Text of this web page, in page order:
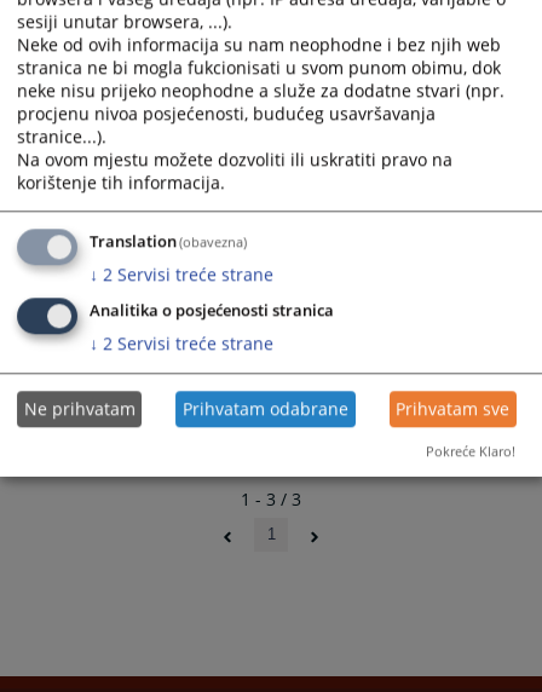
calendar
and
select
a
date.
Press
the
mark
key
get
the
shortcuts
for
calendar
and
select
a
date.
Press
key
to
get
the
shortcuts
for
20.02.2026.
Instrukcije za postupanje
1 - 3 / 3
1
sesiji unutar browsera, ...).
Neke od ovih informacija su nam neophodne i bez njih web
stranica ne bi mogla fukcionisati u svom punom obimu, dok
neke nisu prijeko neophodne a služe za dodatne stvari (npr.
procjenu nivoa posjećenosti, budućeg usavršavanja
stranice...).
Na ovom mjestu možete dozvoliti ili uskratiti pravo na
korištenje tih informacija.
Translation(obavezna)
↓ 2 Servisi treće strane
Analitika o posjećenosti stranica
↓ 2 Servisi treće strane
Ne prihvatam Prihvatam odabrane Prihvatam sve
Pokreće Klaro!